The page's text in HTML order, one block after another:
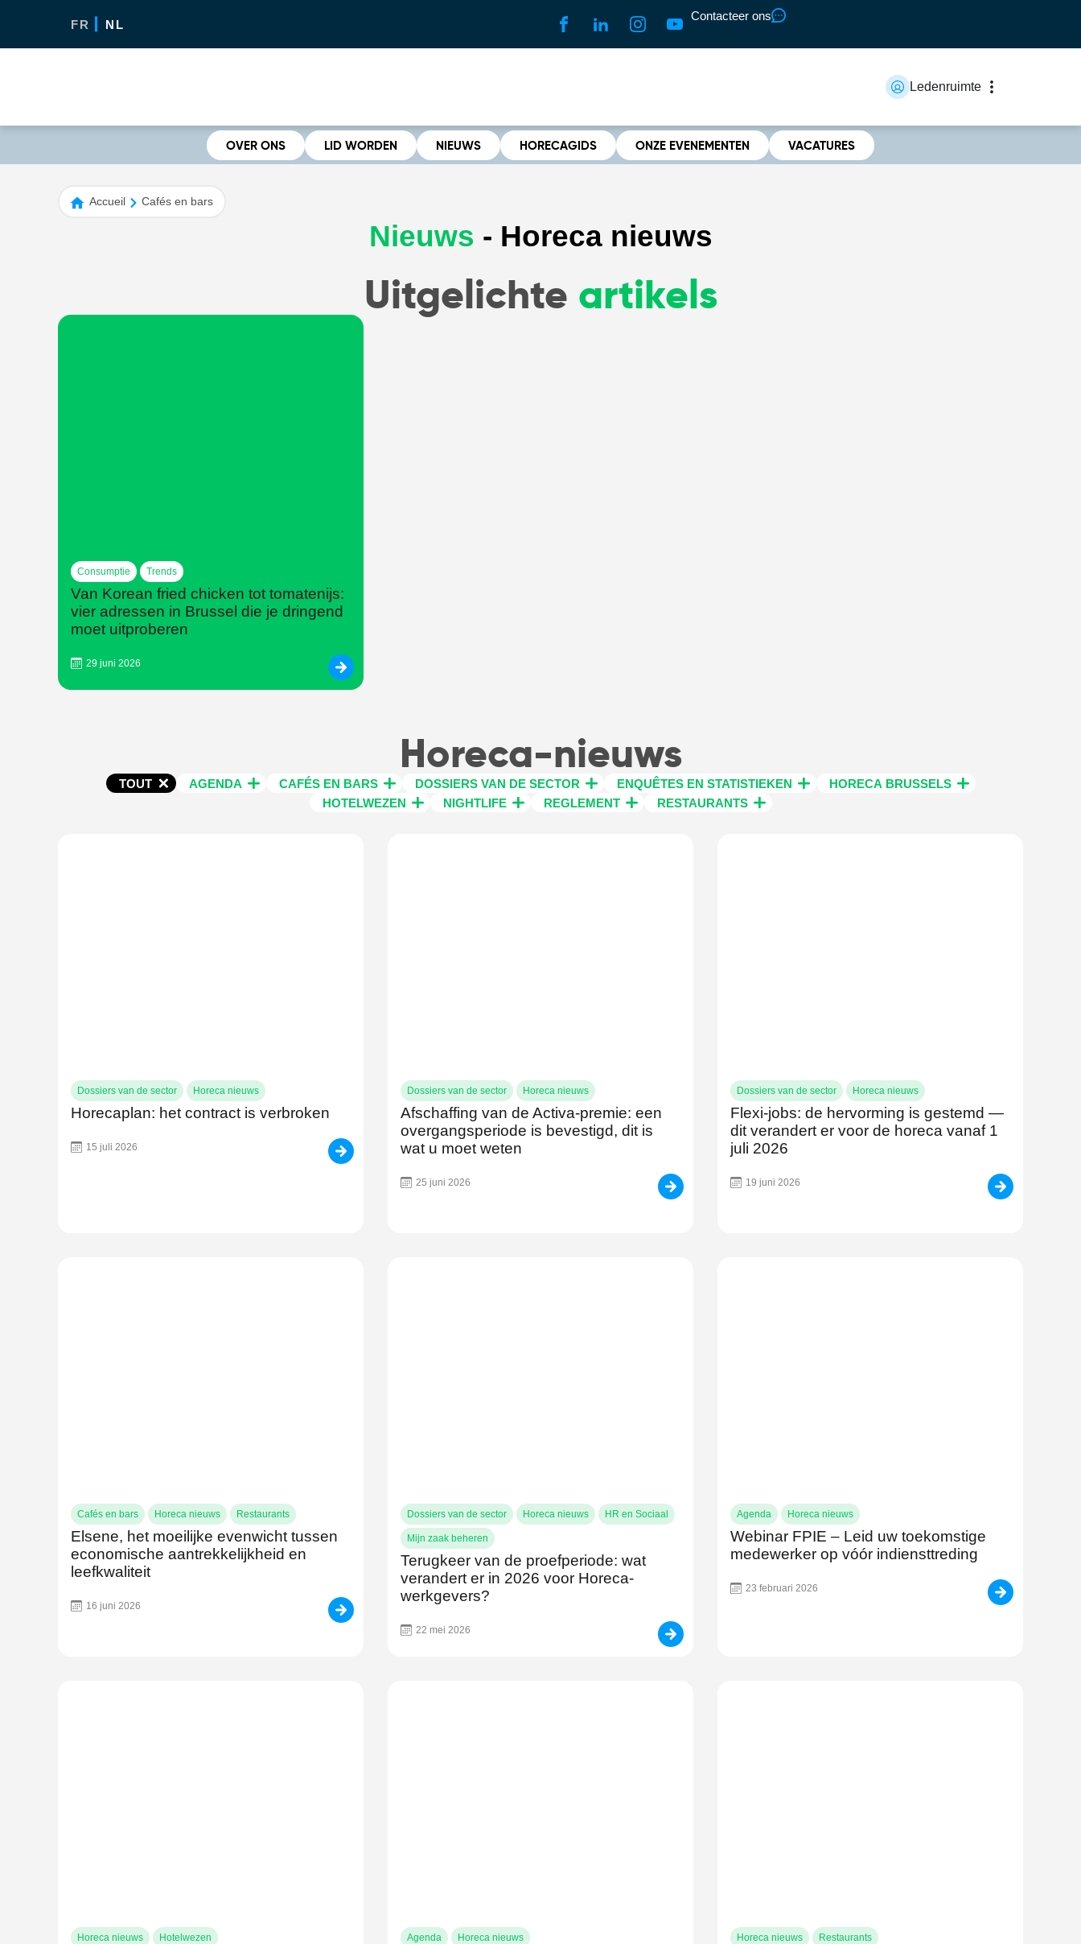
FR NL
Contacteer ons
Ledenruimte
OVER ONS LID WORDEN NIEUWS HORECAGIDS ONZE EVENEMENTEN VACATURES
Accueil Cafés en bars
Nieuws - Horeca nieuws
Uitgelichte artikels
Consumptie Trends
Van Korean fried chicken tot tomatenijs:
vier adressen in Brussel die je dringend
moet uitproberen
29 juni 2026
Horeca-nieuws
AGENDA CAFÉS EN BARS DOSSIERS VAN DE SECTOR ENQUÊTES EN STATISTIEKEN
HORECA BRUSSELS
HOTELWEZEN
NIGHTLIFE REGLEMENT RESTAURANTS
TOUT
Dossiers van de sector Horeca nieuws
Horecaplan: het contract is verbroken
15 juli 2026
Dossiers van de sector Horeca nieuws
Afschaffing van de Activa-premie: een
overgangsperiode is bevestigd, dit is
wat u moet weten
25 juni 2026
Dossiers van de sector Horeca nieuws
Flexi-jobs: de hervorming is gestemd —
dit verandert er voor de horeca vanaf 1
juli 2026
19 juni 2026
Cafés en bars Horeca nieuws Restaurants
Elsene, het moeilijke evenwicht tussen
economische aantrekkelijkheid en
leefkwaliteit
16 juni 2026
Dossiers van de sector Horeca nieuws HR en Sociaal
Mijn zaak beheren
Terugkeer van de proefperiode: wat
verandert er in 2026 voor Horeca-
werkgevers?
22 mei 2026
Agenda Horeca nieuws
Webinar FPIE – Leid uw toekomstige
medewerker op vóór indiensttreding
23 februari 2026
Horeca nieuws Hotelwezen Agenda Horeca nieuws Horeca nieuws Restaurants